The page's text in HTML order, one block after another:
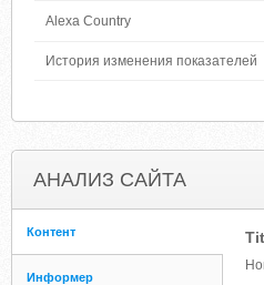
Alexa Country
История изменения показателей
АНАЛИЗ САЙТА
Контент
Информер